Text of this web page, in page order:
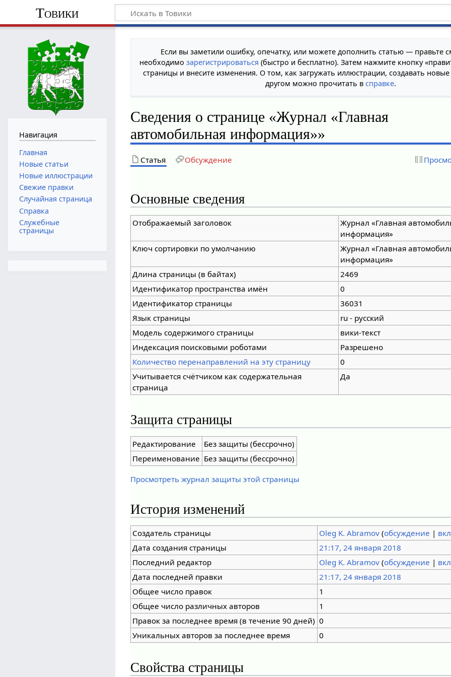
Товики
Если вы заметили ошибку, опечатку, или можете дополнить статью — правьте
необходимозарегистрироваться (быстро и бесплатно). Затем нажмите кнопку
страницы и внесите изменения. О том, как загружать иллюстрации, создавать
другом можно прочитать в справке.
Сведения о странице «Журнал «Главная
автомобильная информация»»
Статья Обсуждение
Основные сведения
Отображаемый заголовок
Журнал «Главная
информация»
Ключ сортировки по умолчанию
Журнал «Главная
информация»
Длина страницы (в байтах)
2469
Идентификатор пространства имён
0
Идентификатор страницы
36031
Язык страницы
ru - русский
Модель содержимого страницы
вики-текст
Индексация поисковыми роботами
Разрешено
Количество перенаправлений на эту страницу
0
Учитывается счётчиком как содержательная
страница
Да
Защита страницы
Редактирование
Без защиты (бессрочно)
Переименование Без защиты (бессрочно)
Просмотреть журнал защиты этой страницы
История изменений
Создатель страницы Oleg K. Abramov (обсуждение |
Дата создания страницы
21:17, 24 января 2018
Последний редактор
Oleg K. Abramov (обсуждение |
Дата последней правки
21:17, 24 января 2018
Общее число правок
1
Общее число различных авторов
1
Правок за последнее время (в течение 90 дней) 0
Уникальных авторов за последнее время
0
Свойства страницы
Навигация
Главная
Новые статьи
Новые иллюстрации
Свежие правки
Случайная страница
Справка
Служебные
страницы